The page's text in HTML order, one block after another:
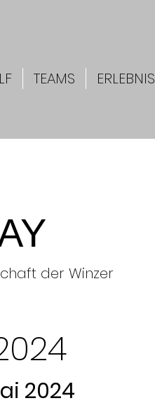
TEAMS ERLEBNIS
der Winzer
2024